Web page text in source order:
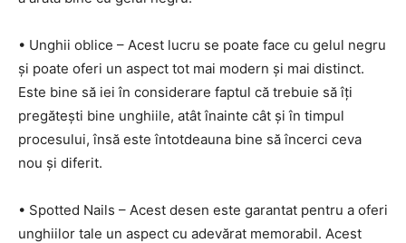
• Unghii oblice – Acest lucru se poate face cu gelul negru
și poate oferi un aspect tot mai modern și mai distinct.
Este bine să iei în considerare faptul că trebuie să îți
pregătești bine unghiile, atât înainte cât și în timpul
procesului, însă este întotdeauna bine să încerci ceva
nou și diferit.
• Spotted Nails – Acest desen este garantat pentru a oferi
unghiilor tale un aspect cu adevărat memorabil. Acest